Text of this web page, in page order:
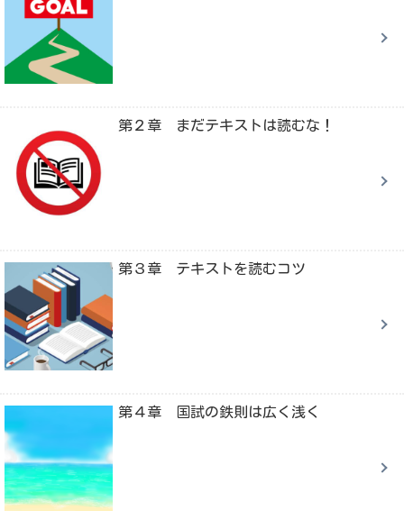
第２章 まだテキストは読むな！
第３章 テキストを読むコツ
第４章 国試の鉄則は広く浅く